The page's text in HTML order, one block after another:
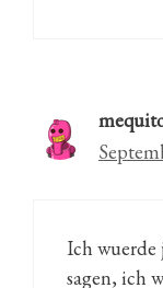
Ich wuerde
sagen, ich